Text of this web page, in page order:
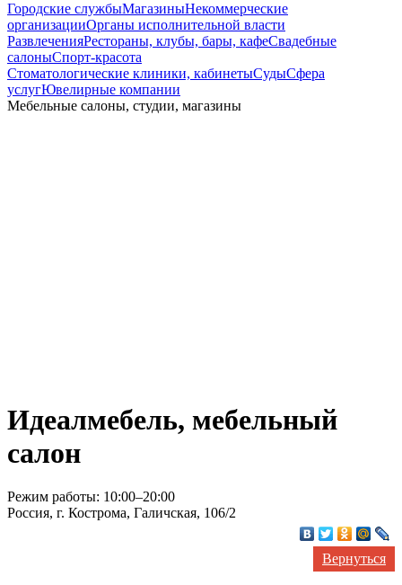
Городские службыМагазиныНекоммерческие
организацииОрганы исполнительной власти
РазвлеченияРестораны, клубы, бары, кафеСвадебные
салоныСпорт-красота
Стоматологические клиники, кабинетыСудыСфера
услугЮвелирные компании
Мебельные салоны, студии, магазины
Идеалмебель, мебельный
салон
Режим работы: 10:00–20:00
Россия, г. Кострома, Галичская, 106/2
Вернуться